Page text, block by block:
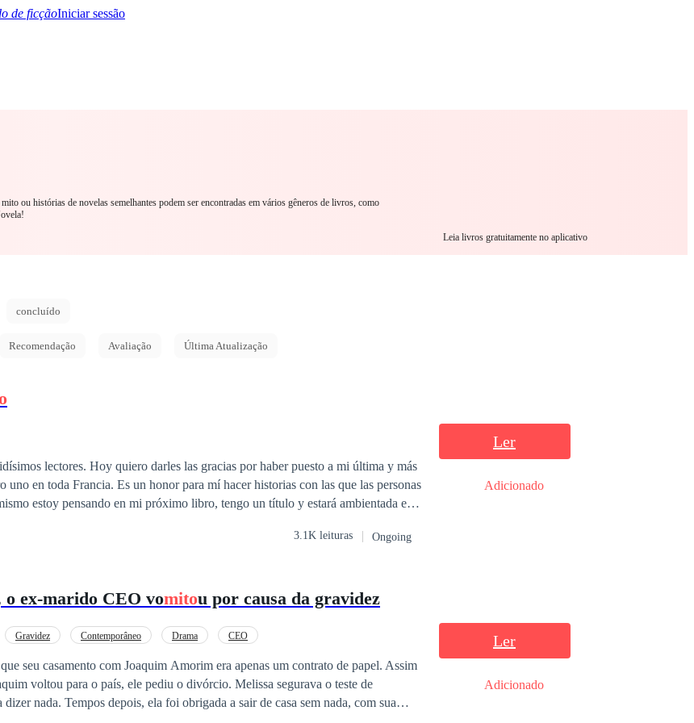
de ficçãoIniciar sessão
ou histórias de novelas semelhantes podem ser encontradas em vários gêneros de livros, como
Leia livros gratuitamente no aplicativo
concluído
Recomendação Avaliação Última Atualização
lectores. Hoy quiero darles las gracias por haber puesto a mi última y más
uno en toda Francia. Es un honor para mí hacer historias con las que las personas
estoy pensando en mi próximo libro, tengo un título y estará ambientada en
son sobre el desamor y sus trágicos finales? Pues, me he propuesto demostrar
3.1K leituras Ongoing
Ler
Adicionado
ex-marido CEO vomitou por causa da gravidez
Gravidez Contemporâneo Drama CEO
seu casamento com Joaquim Amorim era apenas um contrato de papel. Assim
voltou para o país, ele pediu o divórcio. Melissa segurava o teste de
nada. Tempos depois, ela foi obrigada a sair de casa sem nada, com sua
Ler
Adicionado